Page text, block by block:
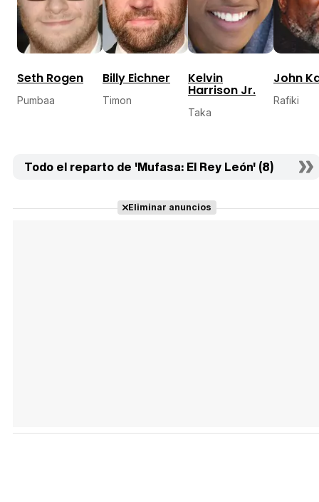
Seth Rogen
Pumbaa
Billy Eichner
Timon
Kelvin
Harrison Jr.
Taka
John
Rafiki
Todo el reparto de 'Mufasa: El Rey León' (8)
Eliminar anuncios